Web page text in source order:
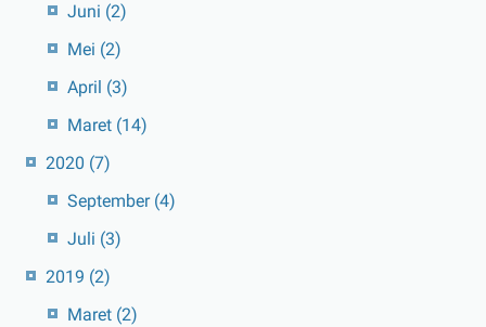
Juni (2)
Mei (2)
April (3)
Maret (14)
2020 (7)
September (4)
Juli (3)
2019 (2)
Maret (2)